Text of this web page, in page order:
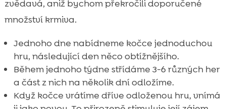
zvědavá, aniž bychom překročili doporučené
množství krmiva.
Jednoho dne nabídneme kočce jednoduchou
hru, následující den něco obtížnějšího.
Během jednoho týdne střídáme 3-6 různých her
a část z nich na několik dní odložíme.
Když kočce vrátíme dříve odloženou hru, vnímá